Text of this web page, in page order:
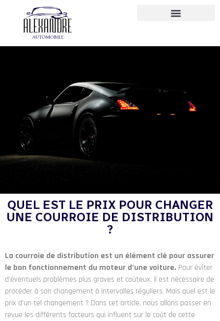
QUEL EST LE PRIX POUR CHANGER
UNE COURROIE DE DISTRIBUTION
?
La courroie de distribution est un élément clé pour assurer
le bon fonctionnement du moteur d’une voiture. Pour éviter
d’éventuels problèmes plus graves et coûteux, il est nécessaire de
procéder à son changement à intervalles réguliers. Mais quel est le
prix d’un tel changement ? Dans cet article, nous allons passer en
revue les différents facteurs qui influent sur le coût de cette